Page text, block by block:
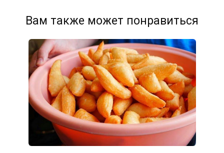
Вам также может понравиться